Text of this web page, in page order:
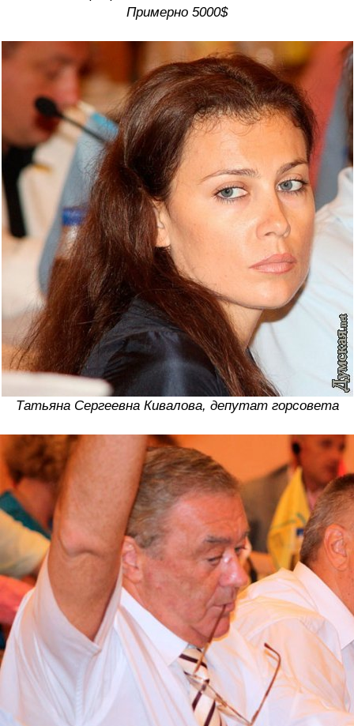
Примерно 5000$
Татьяна Сергеевна Кивалова, депутат горсовета